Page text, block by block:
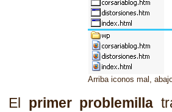
Arriba iconos mal,
El primer problemilla